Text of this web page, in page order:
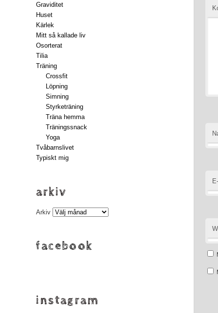
Graviditet
Huset
Kärlek
Mitt så kallade liv
Osorterat
Tilia
Träning
Crossfit
Löpning
Simning
Styrketräning
Träna hemma
Träningssnack
Yoga
Tvåbarnslivet
Typiskt mig
arkiv
Arkiv
facebook
instagram